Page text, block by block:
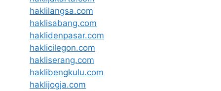
haklilangsa.com
haklisabang.com
haklidenpasar.com
haklicilegon.com
hakliserang.com
haklibengkulu.com
haklijogja.com